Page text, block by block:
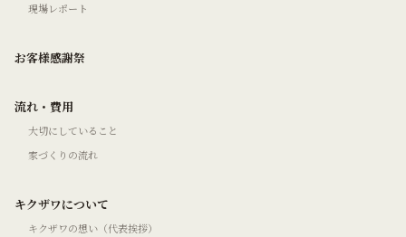
現場レポート
お客様感謝祭
流れ・費用
大切にしていること
家づくりの流れ
キクザワについて
キクザワの想い（代表挨拶）